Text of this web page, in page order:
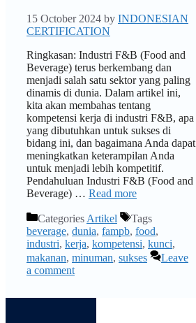
15 October 2024 by INDONESIAN
CERTIFICATION
Ringkasan: Industri F&B (Food and
Beverage) terus berkembang dan
menjadi salah satu sektor yang paling
dinamis di dunia. Dalam artikel ini,
kita akan membahas tentang
kompetensi kerja di industri F&B, apa
yang dibutuhkan untuk sukses di
bidang ini, dan bagaimana Anda dapat
meningkatkan keterampilan Anda
untuk menjadi lebih kompetitif.
Pendahuluan Industri F&B (Food and
Beverage) … Read more
Categories Artikel
Tags
beverage, dunia, fampb, food,
industri, kerja, kompetensi, kunci,
makanan, minuman, sukses
Leave
a comment